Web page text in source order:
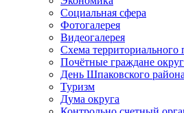
Социальная сфера
Фотогалерея
Видеогалерея
Схема территориального
Почётные граждане
День Шпаковского района
Туризм
Дума округа